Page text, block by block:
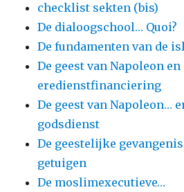
checklist sekten (bis)
De dialoogschool… Quoi?
De fundamenten van de
De geest van Napoleon en
eredienstfinanciering
De geest van Napoleon…
godsdienst
De geestelijke gevangenis
getuigen
De moslimexecutieve…